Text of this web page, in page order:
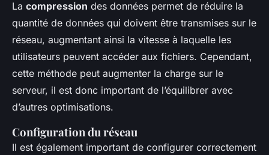
La compression des données permet de réduire la
quantité de données qui doivent être transmises sur le
réseau, augmentant ainsi la vitesse à laquelle les
utilisateurs peuvent accéder aux fichiers. Cependant,
cette méthode peut augmenter la charge sur le
serveur, il est donc important de l’équilibrer avec
d’autres optimisations.
Configuration du réseau
Il est également important de configurer correctement